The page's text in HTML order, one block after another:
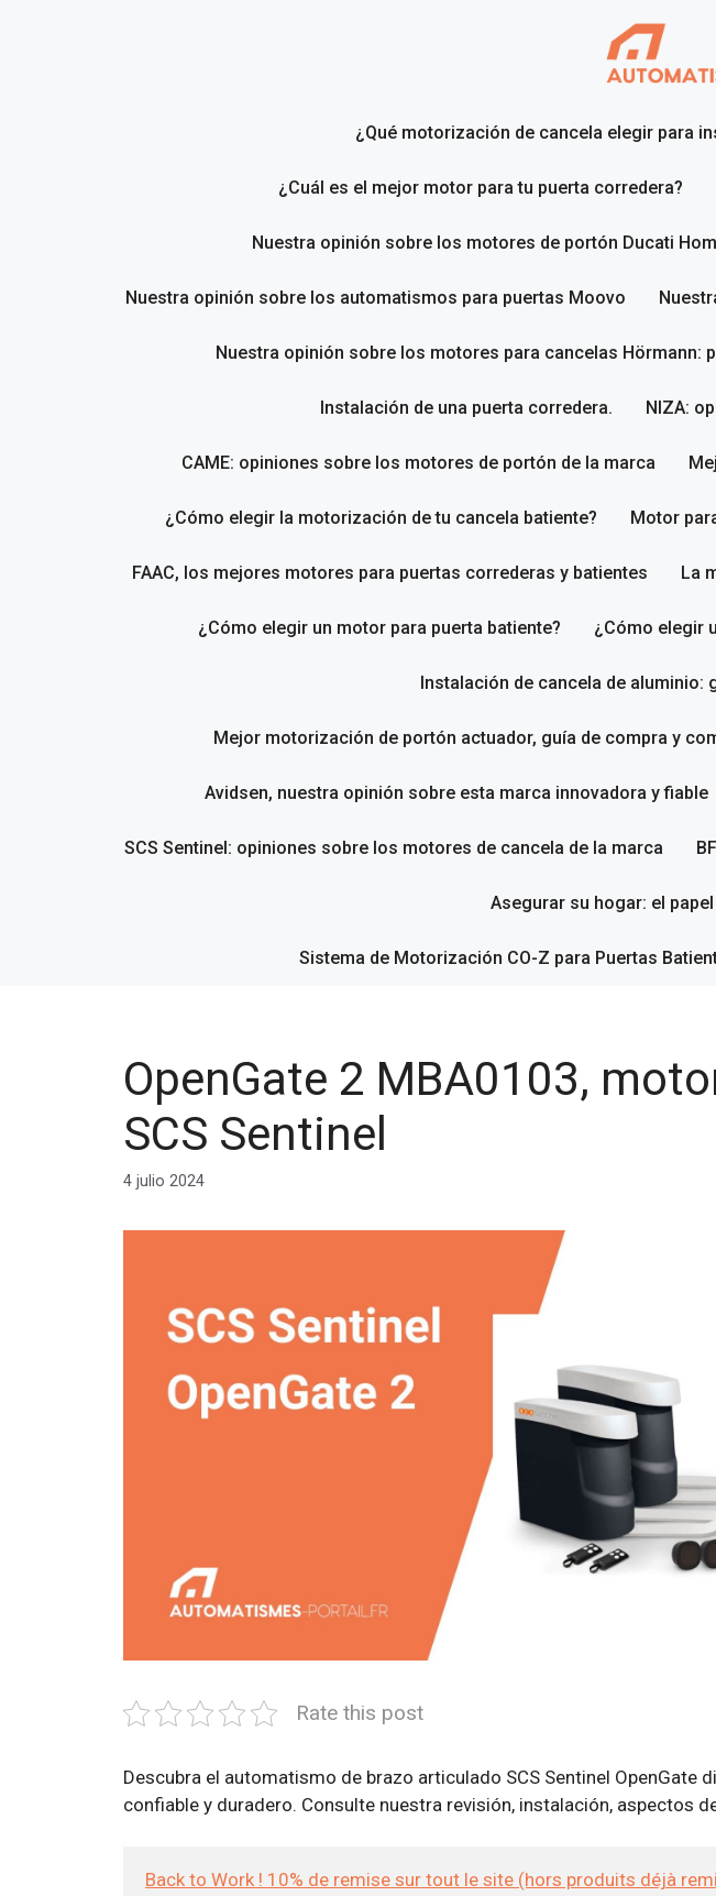
¿Qué motorización de cancela elegir para
¿Cuál es el mejor motor para tu puerta corredera?
Nuestra opinión sobre los motores de portón Ducati
Nuestra opinión sobre los automatismos para puertas Moovo
Nuestra opinión sobre los motores para cancelas Hörmann:
Instalación de una puerta corredera. NIZA:
CAME: opiniones sobre los motores de portón de la marca
¿Cómo elegir la motorización de tu cancela batiente? Motor
FAAC, los mejores motores para puertas correderas y batientes La
¿Cómo elegir un motor para puerta batiente? ¿Cómo elegir
Instalación de cancela de
Mejor motorización de portón actuador, guía de compra y
Avidsen, nuestra opinión sobre esta marca innovadora y fiable
SCS Sentinel: opiniones sobre los motores de cancela de la marca
Asegurar su hogar: el
Sistema de Motorización CO-Z para Puertas
OpenGate 2 MBA0103,
SCS Sentinel
4 julio 2024
Rate this post
Descubra el automatismo de brazo articulado SCS Sentinel
confiable y duradero. Consulte nuestra revisión, instalación, aspectos
Back to Work ! 10% de remise sur tout le site (hors produits déjà